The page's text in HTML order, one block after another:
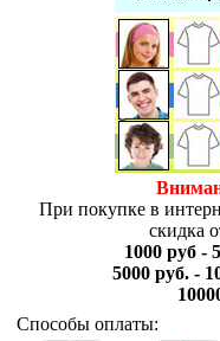
При покупке в
скидка
1000 руб -
5000 руб. -
Способы оплаты: